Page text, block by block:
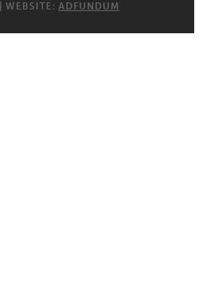
| WEBSITE: ADFUNDUM